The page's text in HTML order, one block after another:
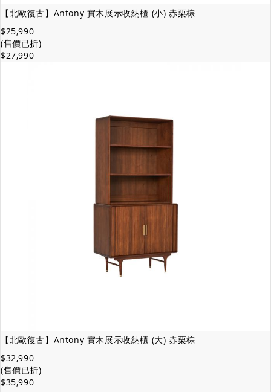
【北歐復古】Antony 實木展示收納櫃 (小) 赤栗棕
$25,990
(售價已折)
$27,990
【北歐復古】Antony 實木展示收納櫃 (大) 赤栗棕
$32,990
(售價已折)
$35,990